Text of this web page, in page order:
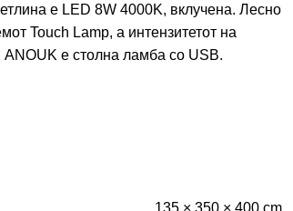
е LED 8W 4000K, вклучена. Лесно
Touch Lamp, а интензитетот на
е столна ламба со USB.
135 × 350 × 400 cm